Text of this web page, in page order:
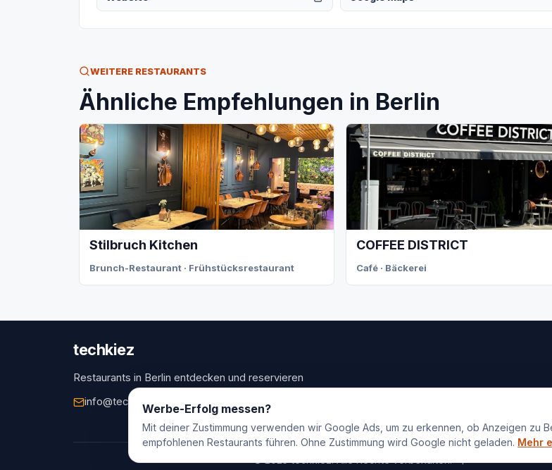
WEITERE RESTAURANTS
Ähnliche Empfehlungen in Berlin
Stilbruch Kitchen
Brunch-Restaurant · Frühstücksrestaurant
COFFEE DISTRICT
Café · Bäckerei
techkiez
Restaurants in Berlin entdecken und reservieren
info@techkiez.de
Berlin, Deutschland
© 2025 techkiez. Alle Rechte vorbehalten.
Werbe-Erfolg messen?
Mit deiner Zustimmung verwenden wir Google Ads, um zu erkennen, ob Anzeigen zu
empfohlenen Restaurants führen. Ohne Zustimmung wird Google nicht geladen. Mehr